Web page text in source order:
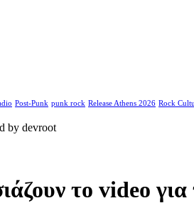
Post-Punk punk rock Release Athens 2026 Rock
by devroot
το video